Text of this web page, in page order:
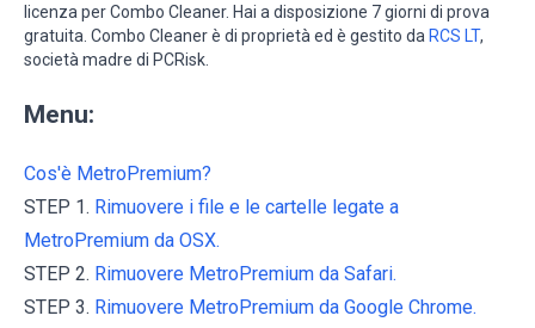
licenza per Combo Cleaner. Hai a disposizione 7 giorni di prova
gratuita. Combo Cleaner è di proprietà ed è gestito da RCS LT,
società madre di PCRisk.
Menu:
Cos'è MetroPremium?
STEP 1. Rimuovere i file e le cartelle legate a
MetroPremium da OSX.
STEP 2. Rimuovere MetroPremium da Safari.
STEP 3. Rimuovere MetroPremium da Google Chrome.